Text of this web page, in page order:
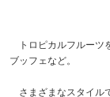
トロピカルフルーツ
ブッフェなど。
さまざまなスタイル